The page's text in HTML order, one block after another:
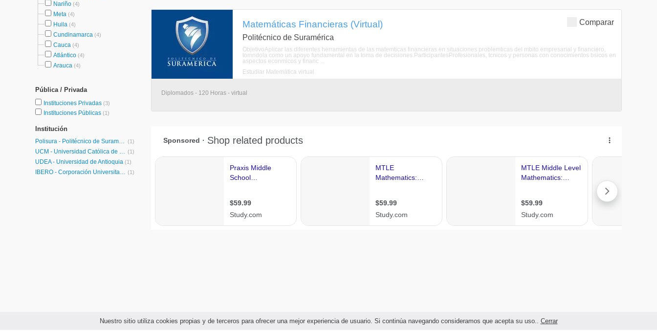
Nuestro sitio utiliza cookies propias y de terceros para ofrecer una mejor experiencia de usuario. Si continúa navegando consideramos que acepta su uso.. Cerrar
Nariño (4)
Meta (4)
Huila (4)
Cundinamarca (4)
Cauca (4)
Atlántico (4)
Arauca (4)
Pública / Privada
Instituciones Privadas (3)
Instituciones Públicas (1)
Institución
Polisura - Politécnico de Suramérica (1)
UCM - Universidad Católica de Manizales (1)
UDEA - Universidad de Antioquia (1)
IBERO - Corporación Universitaria Iberoamericana (1)
Comparar
Matemáticas Financieras (Virtual)
Politécnico de Suramérica
ObjetivoAplicar las diferentes herramientas de las matemticas financieras en situaciones problemticas del mbito empresarial y financiero,
tomndola como un apoyo fundamental en la toma de decisiones.ParticipantesProfesionales, tcnicos y personas con conocimientos bsicos en
aspectos econmicos y financ ...
Estudiar Matemática virtual
Diplomados - 120 Horas - virtual